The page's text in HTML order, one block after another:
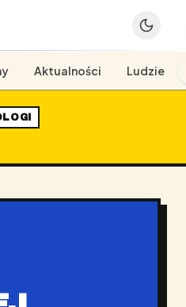
Aktualności Ludzie